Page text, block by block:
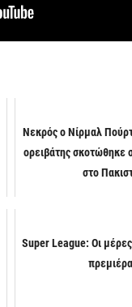
Νεκρός ο Νίρμαλ
ορειβάτης σκοτώθηκε
στο
Super League: Οι